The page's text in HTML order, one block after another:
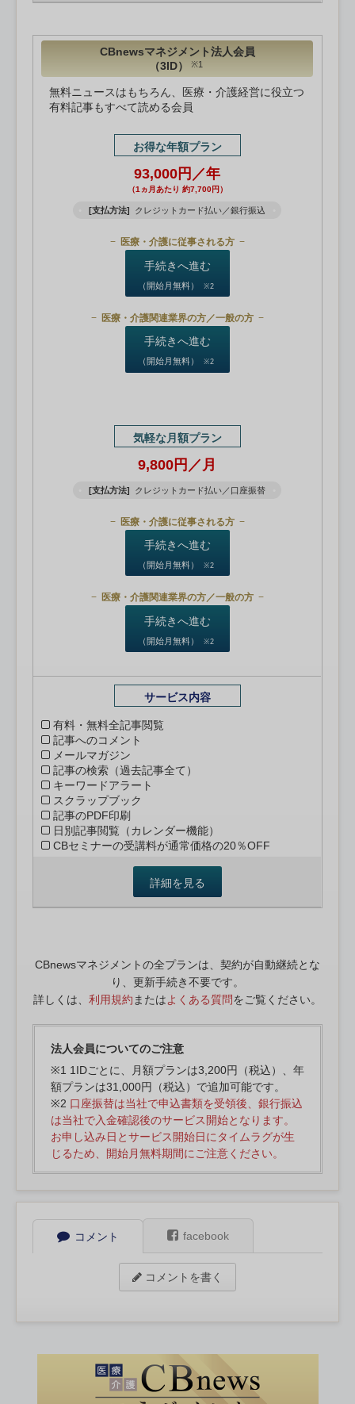
CBnewsマネジメント法人会員
（3ID）
※1
無料ニュースはもちろん、医療・介護経営に役立つ
有料記事もすべて読める会員
お得な年額プラン
93,000円／年
（1ヵ月あたり 約7,700円）
[支払方法] クレジットカード払い／銀行振込
医療・介護に従事される方
手続きへ進む
（開始月無料） ※2
医療・介護関連業界の方／一般の方
手続きへ進む
（開始月無料） ※2
気軽な月額プラン
9,800円／月
[支払方法] クレジットカード払い／口座振替
医療・介護に従事される方
手続きへ進む
（開始月無料） ※2
医療・介護関連業界の方／一般の方
手続きへ進む
（開始月無料） ※2
サービス内容
有料・無料全記事閲覧
記事へのコメント
メールマガジン
記事の検索（過去記事全て）
キーワードアラート
スクラップブック
記事のPDF印刷
日別記事閲覧（カレンダー機能）
CBセミナーの受講料が通常価格の20％OFF
詳細を見る
CBnewsマネジメントの全プランは、契約が自動継続とな
り、更新手続き不要です。
詳しくは、 利用規約 またはよくある質問をご覧ください。
法人会員についてのご注意
※1 1IDごとに、月額プランは3,200円（税込）、年
額プランは31,000円（税込）で追加可能です。
※2 口座振替は当社で申込書類を受領後、銀行振込
は当社で入金確認後のサービス開始となります。
お申し込み日とサービス開始日にタイムラグが生
じるため、開始月無料期間にご注意ください。
コメント facebook
コメントを書く